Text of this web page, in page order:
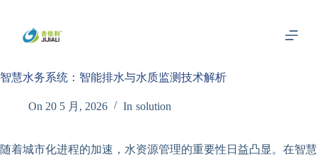
内
智慧水务系统：智能排水与水质监测技术解析
On 20 5 月, 2026 In solution
随着城市化进程的加速，水资源管理的重要性日益凸显。在智慧